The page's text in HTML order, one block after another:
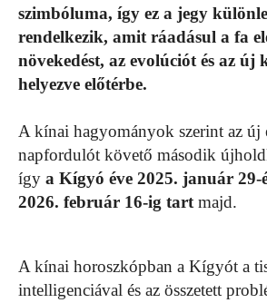
szimbóluma, így ez a jegy
rendelkezik, amit ráadásul a fa
növekedést, az evolúciót és az új
helyezve előtérbe.
A kínai hagyományok szerint az új
napfordulót követő második
így a Kígyó éve 2025. január 29-
2026. február 16-ig tartmajd.
A kínai horoszkópban a Kígyót a
intelligenciával és az összetett